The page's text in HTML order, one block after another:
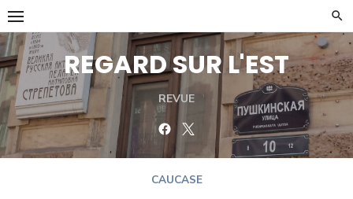
Skip
to
content
REGARD SUR L'EST
REVUE
FacebookTwitter
CAUCASE